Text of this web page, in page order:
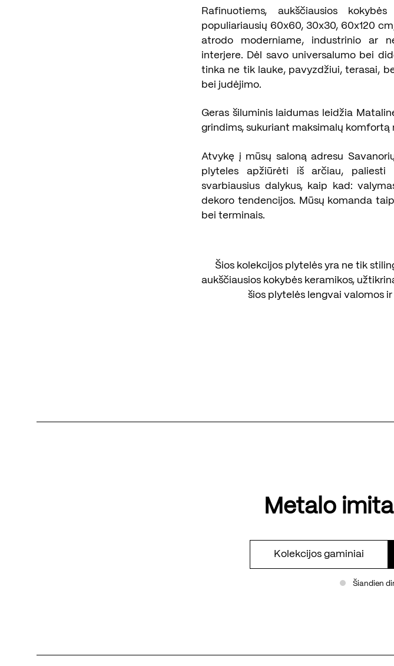
Rafinuotiems, aukščiausios
populiariausių 60x60, 30x30, 60x120
atrodo moderniame, industrinio ar
interjere. Dėl savo universalumo bei
tinka ne tik lauke, pavyzdžiui, terasai,
bei judėjimo.
Geras šiluminis laidumas leidžia
grindims, sukuriant maksimalų komfortą
Atvykę į mūsų saloną adresu
plyteles apžiūrėti iš arčiau,
svarbiausius dalykus, kaip kad:
dekoro tendencijos. Mūsų komanda
bei terminais.
Šios kolekcijos plytelės yra ne tik
aukščiausios kokybės keramikos,
šios plytelės lengvai valomos
Metalo
Kolekcijos gaminiai
Šiandien